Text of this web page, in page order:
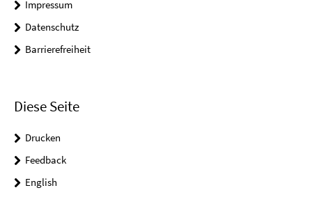
Impressum
Datenschutz
Barrierefreiheit
Diese Seite
Drucken
Feedback
English